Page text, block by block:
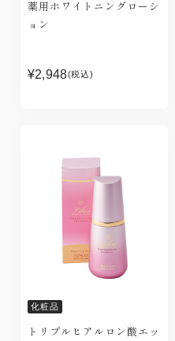
薬用ホワイトニングローシ
ョン
¥2,948(税込)
化粧品
トリプルヒアルロン酸エッ